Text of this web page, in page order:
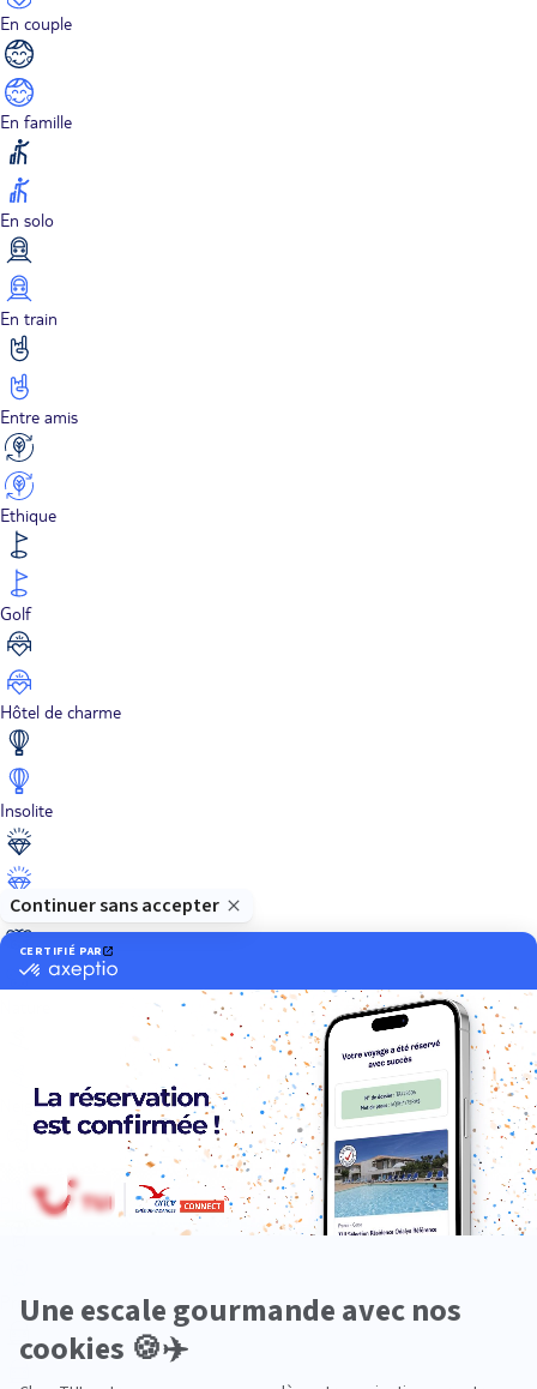
En couple
En famille
En solo
En train
Entre amis
Ethique
Golf
Hôtel de charme
Insolite
Luxe
Neige
Plongée
Premium